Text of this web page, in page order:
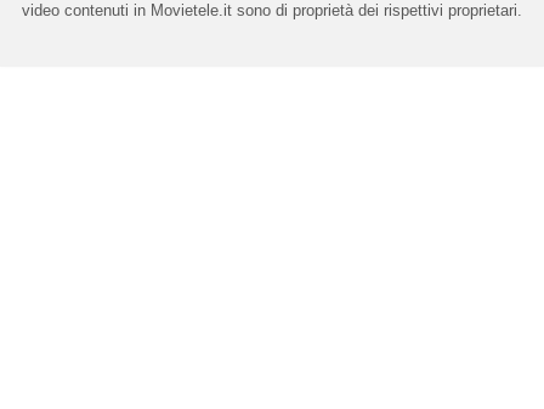
video contenuti in Movietele.it sono di proprietà dei rispettivi proprietari.